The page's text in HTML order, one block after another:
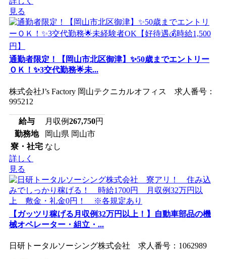
見る
通勤者限定！【岡山市北区御津】✨50歳までエントリー
ＯＫ！✨3交代勤務🌟未...
株式会社J’s Factory 岡山テクニカルオフィス 求人番号：
995212
給与 月収例267,750円
勤務地
岡山県 岡山市
寮・社宅 なし
詳しく
見る
【ガッツリ稼げる月収例32万円以上！】自動車部品の機
械オペレーター・組立・...
日研トータルソーシング株式会社 求人番号：1062989